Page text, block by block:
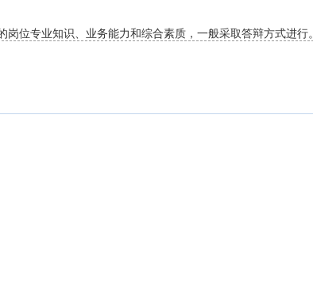
位专业知识、业务能力和综合素质，一般采取答辩方式进行。